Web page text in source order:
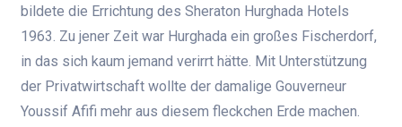
bildete die Errichtung des Sheraton Hurghada Hotels
1963. Zu jener Zeit war Hurghada ein großes Fischerdorf,
in das sich kaum jemand verirrt hätte. Mit Unterstützung
der Privatwirtschaft wollte der damalige Gouverneur
Youssif Afifi mehr aus diesem fleckchen Erde machen.